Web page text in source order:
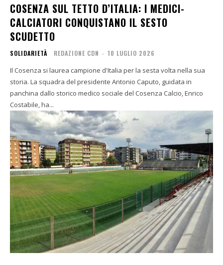
COSENZA SUL TETTO D’ITALIA: I MEDICI-
CALCIATORI CONQUISTANO IL SESTO
SCUDETTO
SOLIDARIETÀ REDAZIONE CDN - 10 LUGLIO 2026
Il Cosenza si laurea campione d'Italia per la sesta volta nella sua
storia. La squadra del presidente Antonio Caputo, guidata in
panchina dallo storico medico sociale del Cosenza Calcio, Enrico
Costabile, ha...